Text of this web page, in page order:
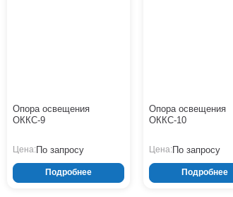
Опора освещения
ОККС-9
Цена:По запросу
Подробнее
Опора освещения
ОККС-10
Цена:По запросу
Подробнее